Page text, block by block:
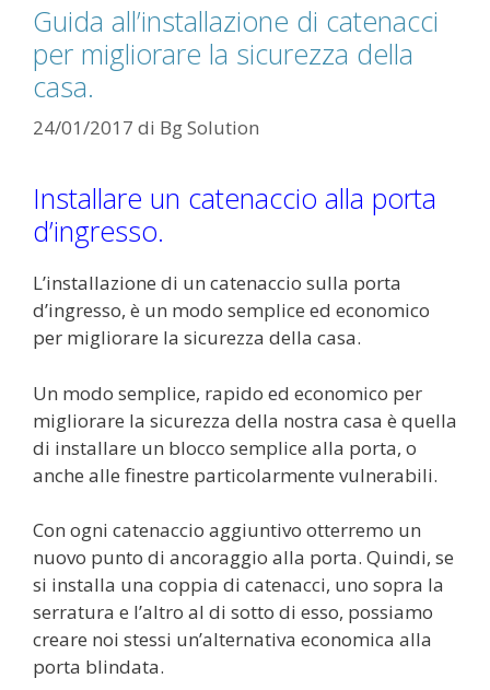
Guida all’installazione di catenacci
per migliorare la sicurezza della
casa.
24/01/2017 di Bg Solution
Installare un catenaccio alla porta
d’ingresso.
L’installazione di un catenaccio sulla porta
d’ingresso, è un modo semplice ed economico
per migliorare la sicurezza della casa.
Un modo semplice, rapido ed economico per
migliorare la sicurezza della nostra casa è quella
di installare un blocco semplice alla porta, o
anche alle finestre particolarmente vulnerabili.
Con ogni catenaccio aggiuntivo otterremo un
nuovo punto di ancoraggio alla porta. Quindi, se
si installa una coppia di catenacci, uno sopra la
serratura e l’altro al di sotto di esso, possiamo
creare noi stessi un’alternativa economica alla
porta blindata.